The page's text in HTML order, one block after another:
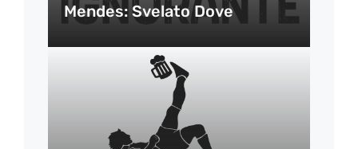
Mendes: Svelato Dove